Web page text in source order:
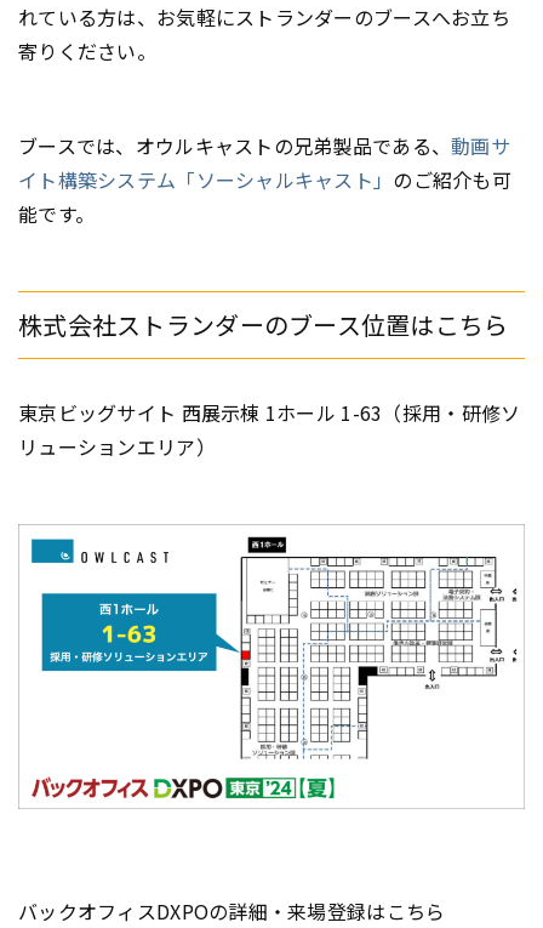
れている方は、お気軽にストランダーのブースへお立ち
寄りください。
ブースでは、オウルキャストの兄弟製品である、動画サ
イト構築システム「ソーシャルキャスト」 のご紹介も可
能です。
株式会社ストランダーのブース位置はこちら
東京ビッグサイト 西展示棟 1ホール 1-63（採用・研修ソ
リューションエリア）
バックオフィスDXPOの詳細・来場登録はこちら